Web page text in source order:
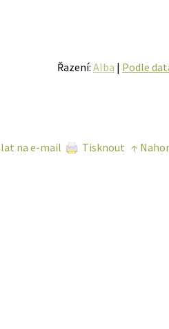
Řazení: Alba | Podle
na e-mail Tisknout ↑